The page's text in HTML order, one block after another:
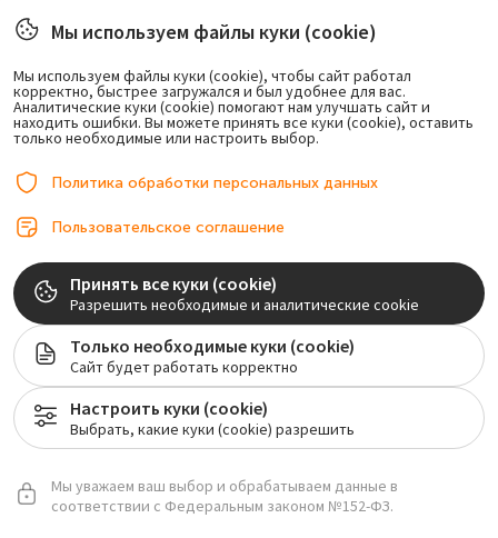
Дандре Лина Николаевна
Врач-стоматолог, ортопед.
Мы используем файлы куки (cookie)
Мы используем файлы куки (cookie), чтобы сайт работал
корректно, быстрее загружался и был удобнее для вас.
Аналитические куки (cookie) помогают нам улучшать сайт и
находить ошибки. Вы можете принять все куки (cookie), оставить
только необходимые или настроить выбор.
Политика обработки персональных данных
Пользовательское соглашение
Принять все куки (cookie)
Разрешить необходимые и аналитические cookie
Только необходимые куки (cookie)
Сайт будет работать корректно
Настроить куки (cookie)
Выбрать, какие куки (cookie) разрешить
Мы уважаем ваш выбор и обрабатываем данные в
соответствии с Федеральным законом №152-ФЗ.